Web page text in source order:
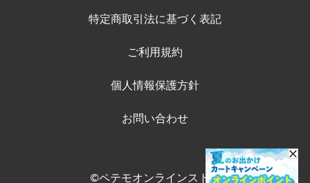
特定商取引法に基づく表記
ご利用規約
個人情報保護方針
お問い合わせ
©ペテモオンラインストア